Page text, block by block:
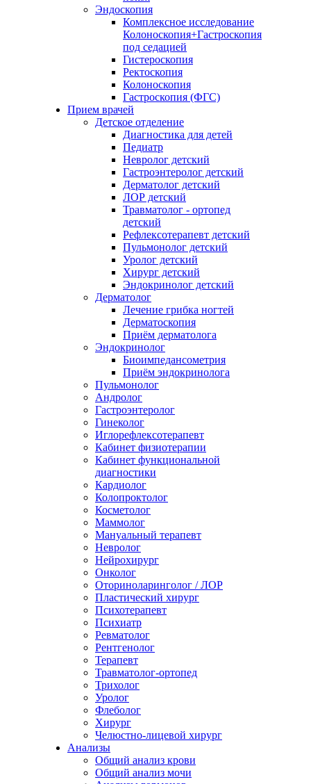
Эндоскопия
Комплексное исследование
Колоноскопия+Гастроскопия
под седацией
Гистероскопия
Ректоскопия
Колоноскопия
Гастроскопия (ФГС)
Прием врачей
Детское отделение
Диагностика для детей
Педиатр
Невролог детский
Гастроэнтеролог детский
Дерматолог детский
ЛОР детский
Травматолог - ортопед
детский
Рефлексотерапевт детский
Пульмонолог детский
Уролог детский
Хирург детский
Эндокринолог детский
Дерматолог
Лечение грибка ногтей
Дерматоскопия
Приём дерматолога
Эндокринолог
Биоимпедансометрия
Приём эндокринолога
Пульмонолог
Андролог
Гастроэнтеролог
Гинеколог
Иглорефлексотерапевт
Кабинет физиотерапии
Кабинет функциональной
диагностики
Кардиолог
Колопроктолог
Косметолог
Маммолог
Мануальный терапевт
Невролог
Нейрохирург
Онколог
Оториноларинголог / ЛОР
Пластический хирург
Психотерапевт
Психиатр
Ревматолог
Рентгенолог
Терапевт
Травматолог-ортопед
Трихолог
Уролог
Флеболог
Хирург
Челюстно-лицевой хирург
Анализы
Общий анализ крови
Общий анализ мочи